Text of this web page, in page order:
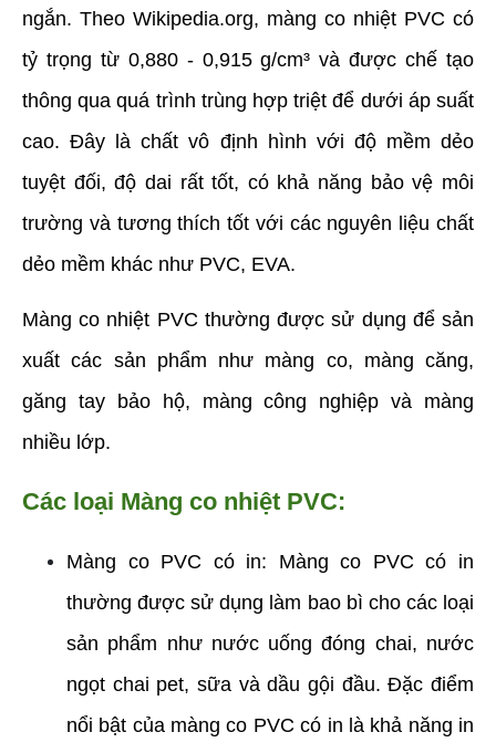
ngắn. Theo Wikipedia.org, màng co nhiệt PVC có
tỷ trọng từ 0,880 - 0,915 g/cm³ và được chế tạo
thông qua quá trình trùng hợp triệt để dưới áp suất
cao. Đây là chất vô định hình với độ mềm dẻo
tuyệt đối, độ dai rất tốt, có khả năng bảo vệ môi
trường và tương thích tốt với các nguyên liệu chất
dẻo mềm khác như PVC, EVA.
Màng co nhiệt PVC thường được sử dụng để sản
xuất các sản phẩm như màng co, màng căng,
găng tay bảo hộ, màng công nghiệp và màng
nhiều lớp.
Các loại Màng co nhiệt PVC:
Màng co PVC có in: Màng co PVC có in
thường được sử dụng làm bao bì cho các loại
sản phẩm như nước uống đóng chai, nước
ngọt chai pet, sữa và dầu gội đầu. Đặc điểm
nổi bật của màng co PVC có in là khả năng in